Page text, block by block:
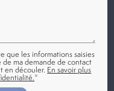
que les informations saisies
de ma demande de contact
en découler. En savoir plus
*